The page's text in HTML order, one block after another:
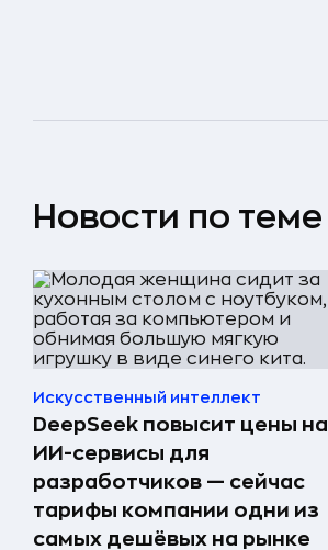
Новости по теме
Искусственный интеллект
DeepSeek повысит цены на
ИИ-сервисы для
разработчиков — сейчас
тарифы компании одни из
самых дешёвых на рынке